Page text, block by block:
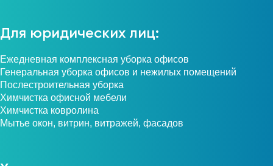
Для юридических лиц:
Ежедневная комплексная уборка офисов
Генеральная уборка офисов и нежилых помещений
Послестроительная уборка
Химчистка офисной мебели
Химчистка ковролина
Мытье окон, витрин, витражей, фасадов